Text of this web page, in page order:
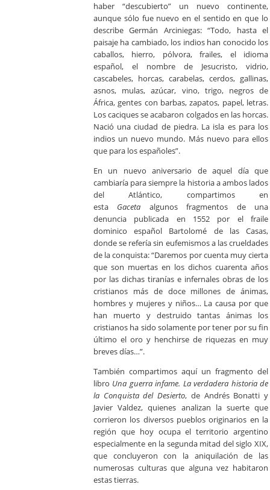
haber “descubierto” un nuevo continente,
aunque sólo fue nuevo en el sentido en que lo
describe Germán Arciniegas: “Todo, hasta el
paisaje ha cambiado, los indios han conocido los
caballos, hierro, pólvora, frailes, el idioma
español, el nombre de Jesucristo, vidrio,
cascabeles, horcas, carabelas, cerdos, gallinas,
asnos, mulas, azúcar, vino, trigo, negros de
África, gentes con barbas, zapatos, papel, letras.
Los caciques se acabaron colgados en las horcas.
Nació una ciudad de piedra. La isla es para los
indios un nuevo mundo. Más nuevo para ellos
que para los españoles”.
En un nuevo aniversario de aquel día que
cambiaría para siempre la historia a ambos lados
del Atlántico, compartimos en
esta Gaceta algunos fragmentos de una
denuncia publicada en 1552 por el fraile
dominico español Bartolomé de las Casas,
donde se refería sin eufemismos a las crueldades
de la conquista: “Daremos por cuenta muy cierta
que son muertas en los dichos cuarenta años
por las dichas tiranías e infernales obras de los
cristianos más de doce millones de ánimas,
hombres y mujeres y niños… La causa por que
han muerto y destruido tantas ánimas los
cristianos ha sido solamente por tener por su fin
último el oro y henchirse de riquezas en muy
breves días…”.
También compartimos aquí un fragmento del
libro Una guerra infame. La verdadera historia de
la Conquista del Desierto, de Andrés Bonatti y
Javier Valdez, quienes analizan la suerte que
corrieron los diversos pueblos originarios en la
región que hoy ocupa el territorio argentino
especialmente en la segunda mitad del siglo XIX,
que concluyeron con la aniquilación de las
numerosas culturas que alguna vez habitaron
estas tierras.